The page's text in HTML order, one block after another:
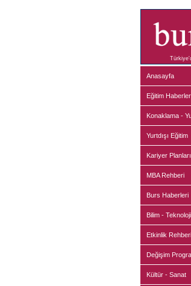
Anasayfa
Eğitim
Konaklama -
Yurtdışı Eğitim
Kariyer Planları
MBA Rehberi
Burs Haberleri
Bilim - Teknoloji
Etkinlik Rehberi
Değişim
Kültür - Sanat